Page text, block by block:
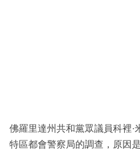
區
佛羅里達州共和黨眾議員科裡·
特區都會警察局的調查，原因